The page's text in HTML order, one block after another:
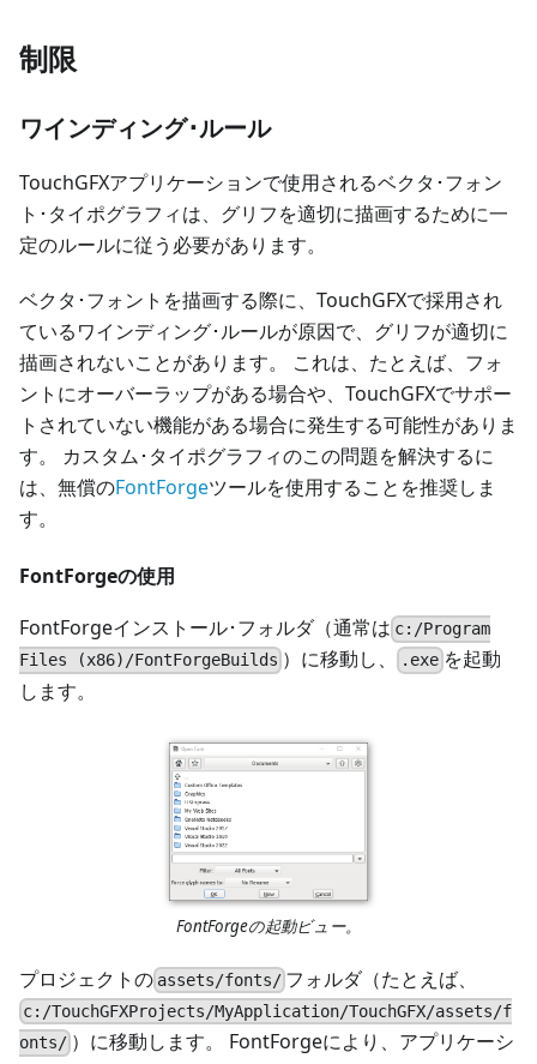
制限
ワインディング･ルール
TouchGFXアプリケーションで使用されるベクタ･フォン
ト･タイポグラフィは、グリフを適切に描画するために一
定のルールに従う必要があります。
ベクタ･フォントを描画する際に、TouchGFXで採用され
ているワインディング･ルールが原因で、グリフが適切に
描画されないことがあります。 これは、たとえば、フォ
ントにオーバーラップがある場合や、TouchGFXでサポー
トされていない機能がある場合に発生する可能性がありま
す。 カスタム･タイポグラフィのこの問題を解決するに
は、無償のFontForgeツールを使用することを推奨しま
す。
FontForgeの使用
FontForgeインストール･フォルダ（通常は c:/Program
Files (x86)/FontForgeBuilds ）に移動し、 .exe を起動
します。
FontForgeの起動ビュー。
プロジェクトの assets/fonts/ フォルダ（たとえば、
c:/TouchGFXProjects/MyApplication/TouchGFX/assets/f
onts/ ）に移動します。 FontForgeにより、アプリケーシ